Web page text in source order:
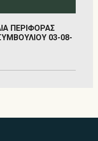
ΠΕΡΙΦΟΡΑΣ
03-08-